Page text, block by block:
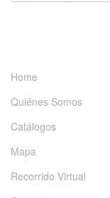
Home
Quiénes Somos
Catálogos
Mapa
Recorrido Virtual